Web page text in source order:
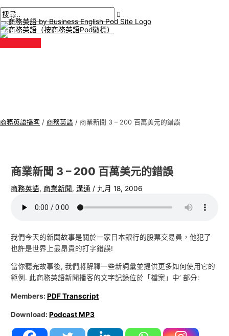
至
內
容
選
商務英語播客 / 商務英語 / 商業新聞 3 – 200 百萬美元的錯誤
商業新聞 3 – 200 百萬美元的錯誤
商務英語,商業新聞,溝通 / 九月 18, 2006
我們今天的新聞故事是關於一家日本銀行的股票交易員，他犯了
也許是世界上最昂貴的打字錯誤!
當你聽完故事後, 我們將解釋一些新詞彙並提供更多如何使用它的
範例. 此商務英語新聞播客的文字記錄位於「檔案」中’ 部分:
Members:PDF Transcript
Download:Podcast MP3
文
導
航
此
輸
入。.
名
*
子
郵
件
*
商
務
英
語
搜
尋
: